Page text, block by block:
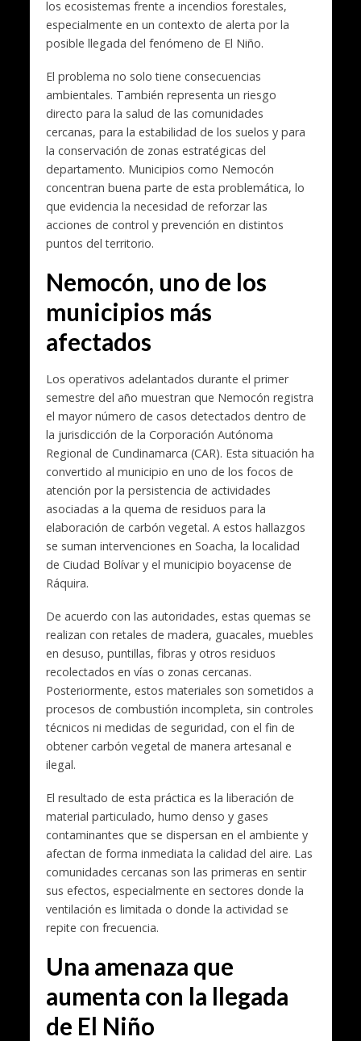
los ecosistemas frente a incendios forestales,
especialmente en un contexto de alerta por la
posible llegada del fenómeno de El Niño.
El problema no solo tiene consecuencias
ambientales. También representa un riesgo
directo para la salud de las comunidades
cercanas, para la estabilidad de los suelos y para
la conservación de zonas estratégicas del
departamento. Municipios como Nemocón
concentran buena parte de esta problemática, lo
que evidencia la necesidad de reforzar las
acciones de control y prevención en distintos
puntos del territorio.
Nemocón, uno de los
municipios más
afectados
Los operativos adelantados durante el primer
semestre del año muestran que Nemocón registra
el mayor número de casos detectados dentro de
la jurisdicción de la Corporación Autónoma
Regional de Cundinamarca (CAR). Esta situación ha
convertido al municipio en uno de los focos de
atención por la persistencia de actividades
asociadas a la quema de residuos para la
elaboración de carbón vegetal. A estos hallazgos
se suman intervenciones en Soacha, la localidad
de Ciudad Bolívar y el municipio boyacense de
Ráquira.
De acuerdo con las autoridades, estas quemas se
realizan con retales de madera, guacales, muebles
en desuso, puntillas, fibras y otros residuos
recolectados en vías o zonas cercanas.
Posteriormente, estos materiales son sometidos a
procesos de combustión incompleta, sin controles
técnicos ni medidas de seguridad, con el fin de
obtener carbón vegetal de manera artesanal e
ilegal.
El resultado de esta práctica es la liberación de
material particulado, humo denso y gases
contaminantes que se dispersan en el ambiente y
afectan de forma inmediata la calidad del aire. Las
comunidades cercanas son las primeras en sentir
sus efectos, especialmente en sectores donde la
ventilación es limitada o donde la actividad se
repite con frecuencia.
Una amenaza que
aumenta con la llegada
de El Niño